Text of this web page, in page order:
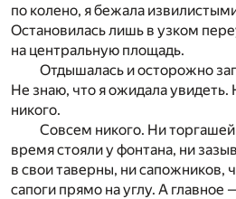
по колено, я бежала
Остановилась лишь в узком
на центральную площадь.
Отдышалась и осторожно
Не знаю, что я ожидала увидеть.
никого.
Совсем никого. Ни торгашей
время стояли у фонтана, ни
в свои таверны, ни сапожников,
сапоги прямо на углу. А главное